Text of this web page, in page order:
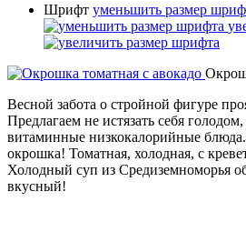
Шрифт уменьшить размер
Весной забота о стройной фигуре
Предлагаем не истязать себя
витаминные низкокалорийные
окрошка! Томатная, холодная, с
Холодный суп из Средиземноморья
вкусный!